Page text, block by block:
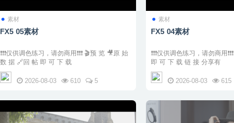
素材
FX5 05素材
❗❗❗仅供调色练习，请勿商用❗❗❗ 🎬预 览 🎥原 始
数 据 🔗回 帖 即 可 下 载
2026-08-03 610 5
素材
FX5 04素材
❗❗❗仅供调色练习，请勿商用❗❗❗ 🎬 预 览 🔗回 帖
即 可 下 载 链 接 分享有
2026-08-03 615